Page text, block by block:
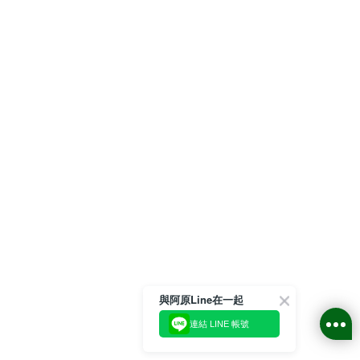
與阿原Line在一起
連結 LINE 帳號